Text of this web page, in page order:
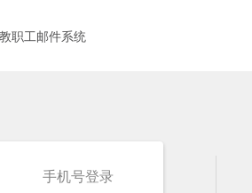
教职工邮件系统
手机号登录